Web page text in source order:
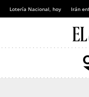
Lotería Nacional, hoy Irán